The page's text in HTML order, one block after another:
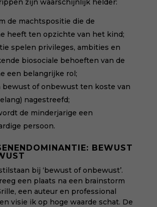
zijn waarschijnlijk helder:
de machtspositie die de
heeft ten opzichte van het kind;
spelen privileges, ambities en
biosociale behoeften van de
een belangrijke rol;
bewust of onbewust ten koste van
nagestreefd;
de minderjarige een
persoon.
BEWUST
bij ‘bewust of onbewust’.
een plaats na een brainstorm
een auteur en professional
visie ik op hoge waarde schat. De